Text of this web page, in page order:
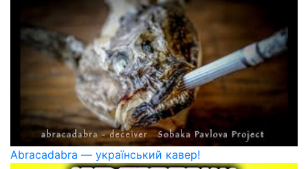
Abracadabra — український кавер!